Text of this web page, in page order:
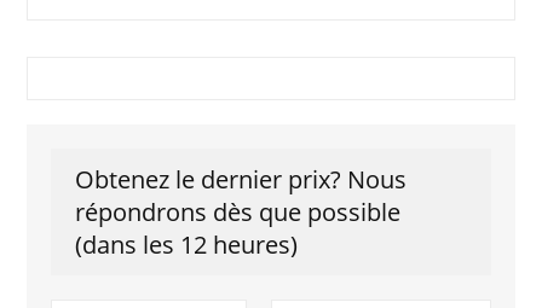
Obtenez le dernier prix? Nous
répondrons dès que possible
(dans les 12 heures)